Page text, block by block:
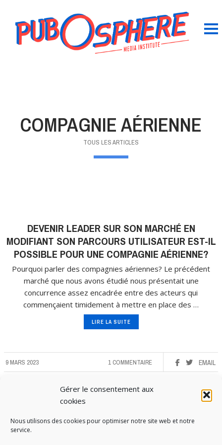
Gérer le consentement aux
cookies
Nous utilisons des cookies pour optimiser notre site web et notre
service.
COMPAGNIE AÉRIENNE
TOUS LES ARTICLES
DEVENIR LEADER SUR SON MARCHÉ EN
MODIFIANT SON PARCOURS UTILISATEUR EST-IL
POSSIBLE POUR UNE COMPAGNIE AÉRIENNE?
Pourquoi parler des compagnies aériennes? Le précédent
marché que nous avons étudié nous présentait une
concurrence assez encadrée entre des acteurs qui
commençaient timidement à mettre en place des …
LIRE LA SUITE
9 MARS 2023 EMAIL
1 COMMENTAIRE